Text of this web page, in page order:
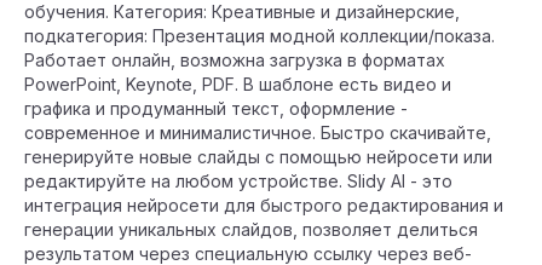
обучения. Категория: Креативные и дизайнерские,
подкатегория: Презентация модной коллекции/показа.
Работает онлайн, возможна загрузка в форматах
PowerPoint, Keynote, PDF. В шаблоне есть видео и
графика и продуманный текст, оформление -
современное и минималистичное. Быстро скачивайте,
генерируйте новые слайды с помощью нейросети или
редактируйте на любом устройстве. Slidy AI - это
интеграция нейросети для быстрого редактирования и
генерации уникальных слайдов, позволяет делиться
результатом через специальную ссылку через веб-